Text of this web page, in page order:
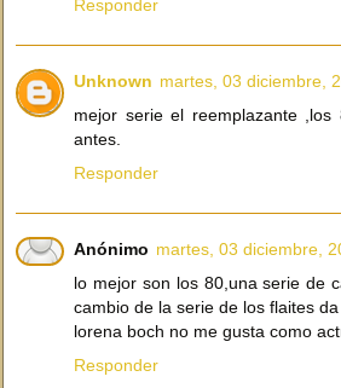
Responder
Unknown martes, 03 diciembre,
mejor serie el reemplazante
antes.
Responder
Anónimo martes, 03 diciembre,
lo mejor son los 80,una serie de
cambio de la serie de los flaites
lorena boch no me gusta como
Responder